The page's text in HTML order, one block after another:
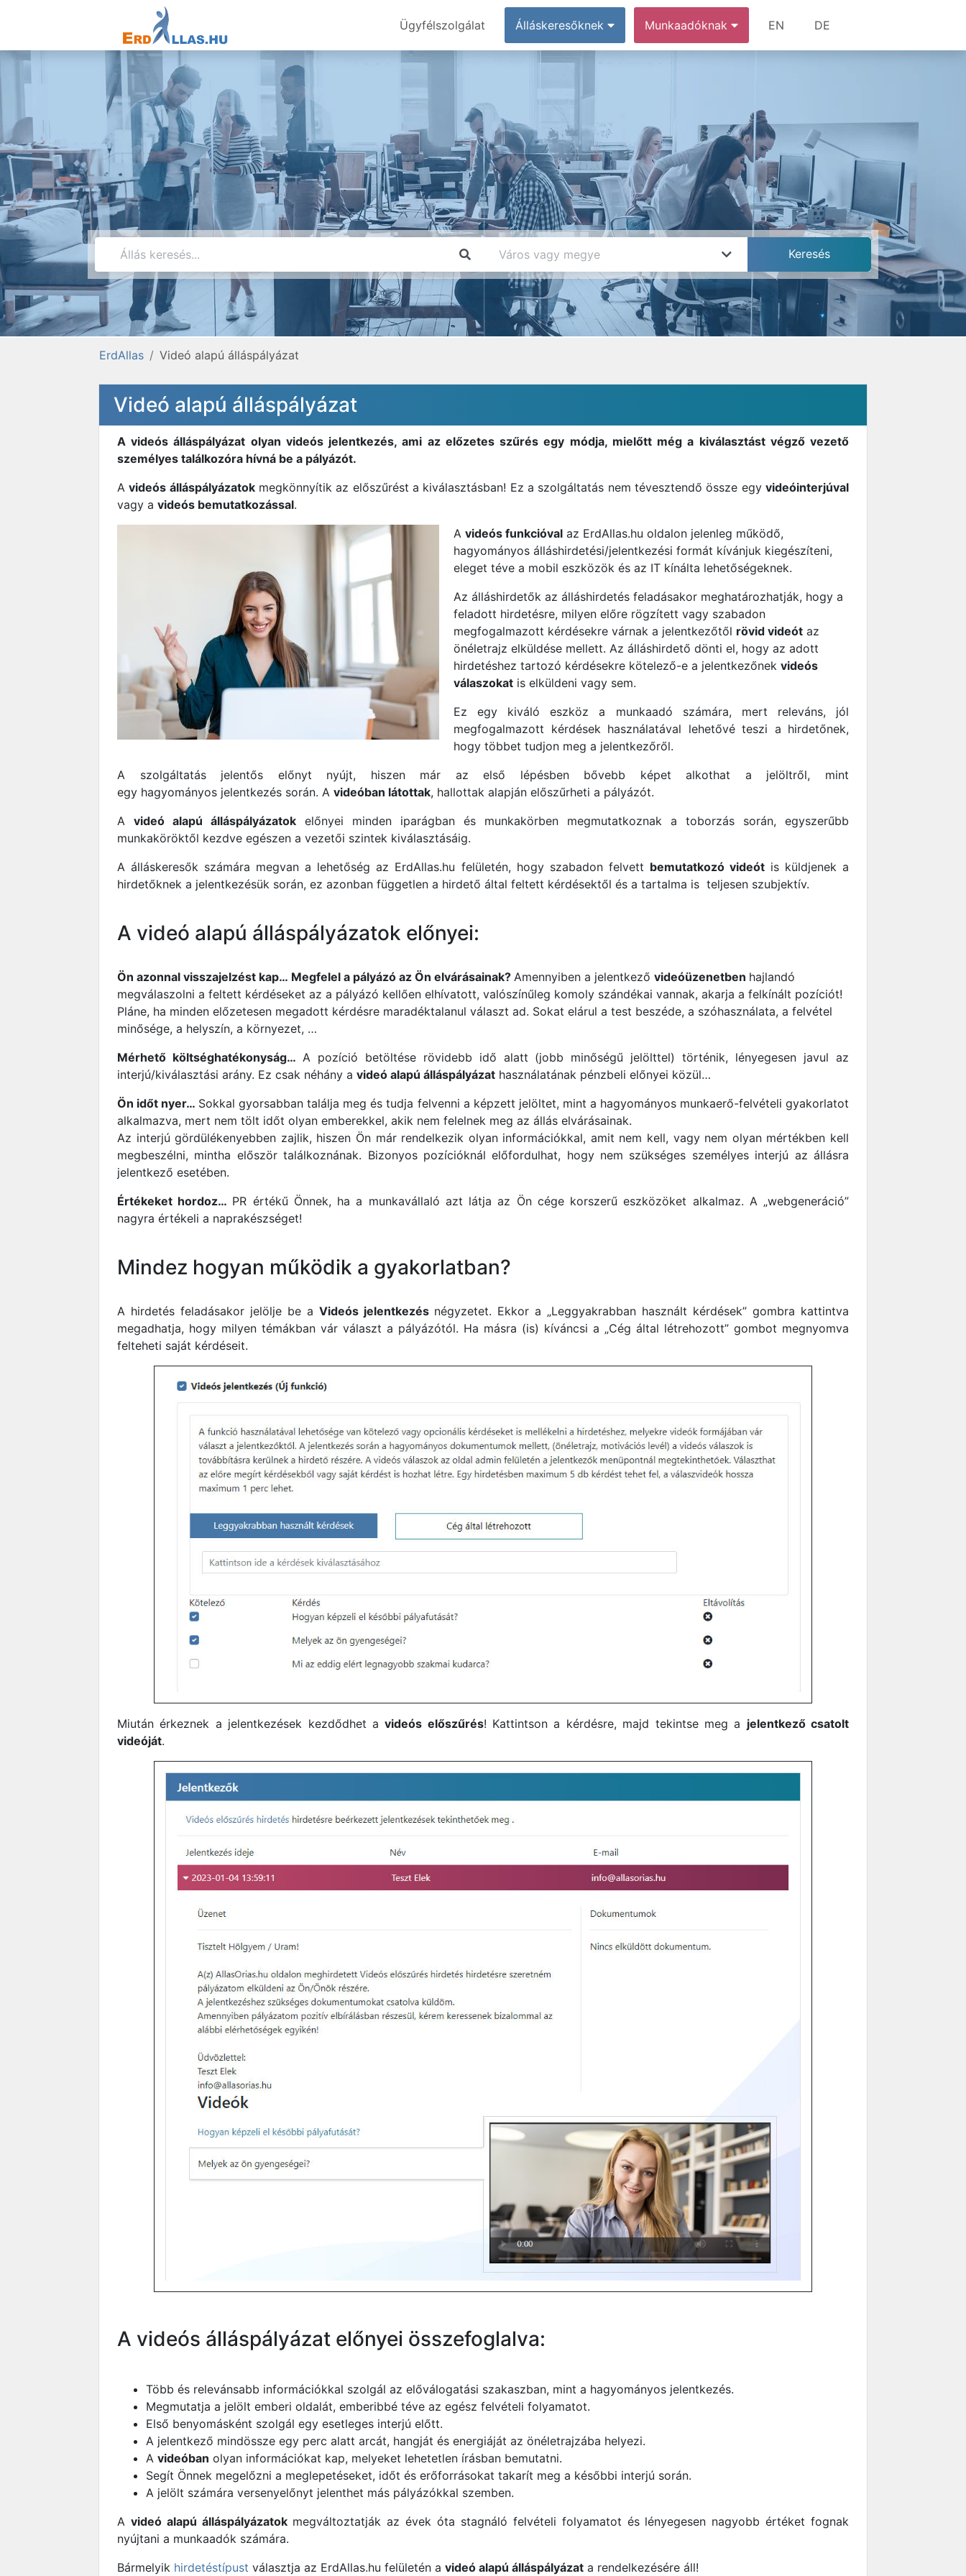
Ügyfélszolgálat Álláskeresőknek Munkaadóknak EN DE
ErdAllas Videó alapú álláspályázat
Videó alapú álláspályázat
A videós álláspályázat olyan videós jelentkezés, ami az előzetes szűrés egy módja, mielőtt még a kiválasztást végző vezető
személyes találkozóra hívná be a pályázót.
Avideós álláspályázatokmegkönnyítik az előszűrést a kiválasztásban! Ez a szolgáltatás nem tévesztendő össze egyvideóinterjúval
vagy a videós bemutatkozással.
A videós funkcióval az ErdAllas.hu oldalon jelenleg működő,
hagyományos álláshirdetési/jelentkezési formát kívánjuk kiegészíteni,
eleget téve a mobil eszközök és az IT kínálta lehetőségeknek.
Az álláshirdetők az álláshirdetés feladásakor meghatározhatják, hogy a
feladott hirdetésre, milyen előre rögzített vagy szabadon
megfogalmazott kérdésekre várnak a jelentkezőtől rövid videót az
önéletrajz elküldése mellett. Az álláshirdető dönti el, hogy az adott
hirdetéshez tartozó kérdésekre kötelező-e a jelentkezőnek videós
válaszokat is elküldeni vagy sem.
Ez egy kiváló eszköz a munkaadó számára, mert releváns, jól
megfogalmazott kérdések használatával lehetővé teszi a hirdetőnek,
hogy többet tudjon meg a jelentkezőről.
A szolgáltatás jelentős előnyt nyújt, hiszen már az első lépésben bővebb képet alkothat a jelöltről, mint
egy hagyományos jelentkezés során. A videóban látottak, hallottak alapján előszűrheti a pályázót.
A videó alapú álláspályázatok előnyei minden iparágban és munkakörben megmutatkoznak a toborzás során, egyszerűbb
munkaköröktől kezdve egészen a vezetői szintek kiválasztásáig.
A álláskeresők számára megvan a lehetőség az ErdAllas.hu felületén, hogy szabadon felvett bemutatkozó videótis küldjenek a
hirdetőknek a jelentkezésük során, ez azonban független a hirdető által feltett kérdésektől és a tartalma is teljesen szubjektív.
A videó alapú álláspályázatok előnyei:
Ön azonnal visszajelzést kap… Megfelel a pályázó az Ön elvárásainak? Amennyiben a jelentkező videóüzenetben hajlandó
megválaszolni a feltett kérdéseket az a pályázó kellően elhívatott, valószínűleg komoly szándékai vannak, akarja a felkínált pozíciót!
Pláne, ha minden előzetesen megadott kérdésre maradéktalanul választ ad. Sokat elárul a test beszéde, a szóhasználata, a felvétel
minősége, a helyszín, a környezet, …
Mérhető költséghatékonyság… A pozíció betöltése rövidebb idő alatt (jobb minőségű jelölttel) történik, lényegesen javul az
interjú/kiválasztási arány. Ez csak néhány a videó alapú álláspályázat használatának pénzbeli előnyei közül…
Ön időt nyer… Sokkal gyorsabban találja meg és tudja felvenni a képzett jelöltet, mint a hagyományos munkaerő-felvételi gyakorlatot
alkalmazva, mert nem tölt időt olyan emberekkel, akik nem felelnek meg az állás elvárásainak.
Az interjú gördülékenyebben zajlik, hiszen Ön már rendelkezik olyan információkkal, amit nem kell, vagy nem olyan mértékben kell
megbeszélni, mintha először találkoznának. Bizonyos pozícióknál előfordulhat, hogy nem szükséges személyes interjú az állásra
jelentkező esetében.
Értékeket hordoz… PR értékű Önnek, ha a munkavállaló azt látja az Ön cége korszerű eszközöket alkalmaz. A „webgeneráció”
nagyra értékeli a naprakészséget!
Mindez hogyan működik a gyakorlatban?
A hirdetés feladásakor jelölje be a Videós jelentkezésnégyzetet. Ekkor a „Leggyakrabban használt kérdések” gombra kattintva
megadhatja, hogy milyen témákban vár választ a pályázótól. Ha másra (is) kíváncsi a „Cég által létrehozott” gombot megnyomva
felteheti saját kérdéseit.
Miután érkeznek a jelentkezések kezdődhet avideós előszűrés! Kattintson a kérdésre, majd tekintse meg a jelentkező csatolt
videóját.
A videós álláspályázat előnyei összefoglalva:
Több és relevánsabb információkkal szolgál az előválogatási szakaszban, mint a hagyományos jelentkezés.
Megmutatja a jelölt emberi oldalát, emberibbé téve az egész felvételi folyamatot.
Első benyomásként szolgál egy esetleges interjú előtt.
A jelentkező mindössze egy perc alatt arcát, hangját és energiáját az önéletrajzába helyezi.
A videóban olyan információkat kap, melyeket lehetetlen írásban bemutatni.
Segít Önnek megelőzni a meglepetéseket, időt és erőforrásokat takarít meg a későbbi interjú során.
A jelölt számára versenyelőnyt jelenthet más pályázókkal szemben.
A videó alapú álláspályázatokmegváltoztatják az évek óta stagnáló felvételi folyamatot és lényegesen nagyobb értéket fognak
nyújtani a munkaadók számára.
Bármelyik hirdetéstípust választja az ErdAllas.hu felületén a videó alapú álláspályázat a rendelkezésére áll!